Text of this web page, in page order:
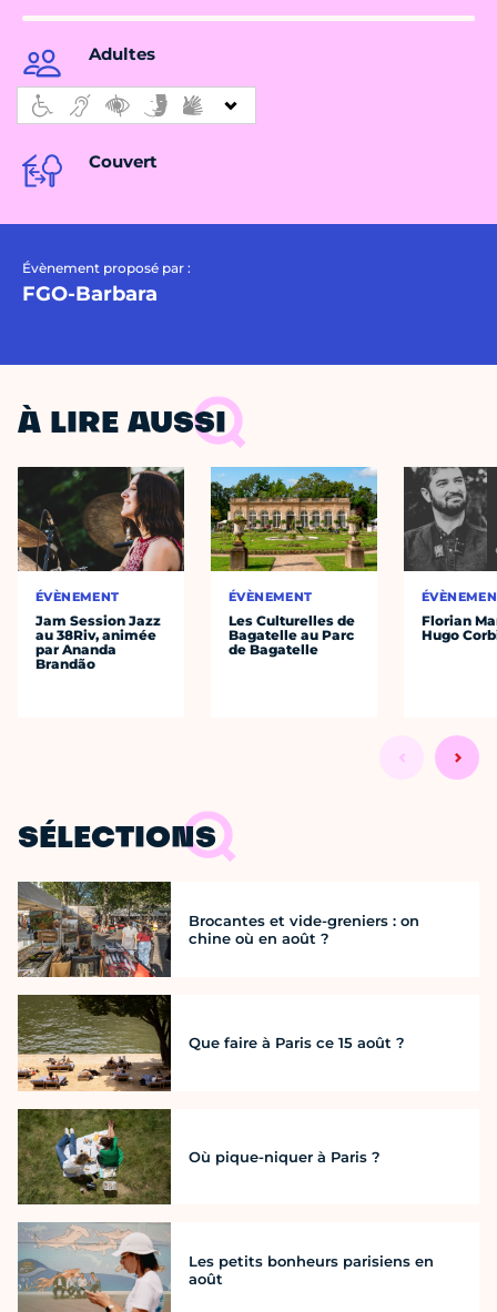
Adultes
Couvert
Évènement proposé par :
FGO-Barbara
À LIRE AUSSI
ÉVÈNEMENT
Jam Session Jazz
au 38Riv, animée
par Ananda
Brandão
ÉVÈNEMENT
Les Culturelles de
Bagatelle au Parc
de Bagatelle
Florian
Hugo
SÉLECTIONS
Brocantes et vide-greniers : on
chine où en août ?
Que faire à Paris ce 15 août ?
Où pique-niquer à Paris ?
Les petits bonheurs parisiens en
août